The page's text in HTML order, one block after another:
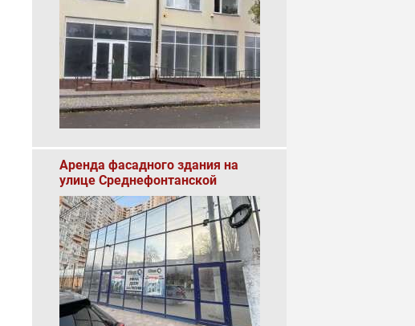
Аренда фасадного здания на
улице Среднефонтанской